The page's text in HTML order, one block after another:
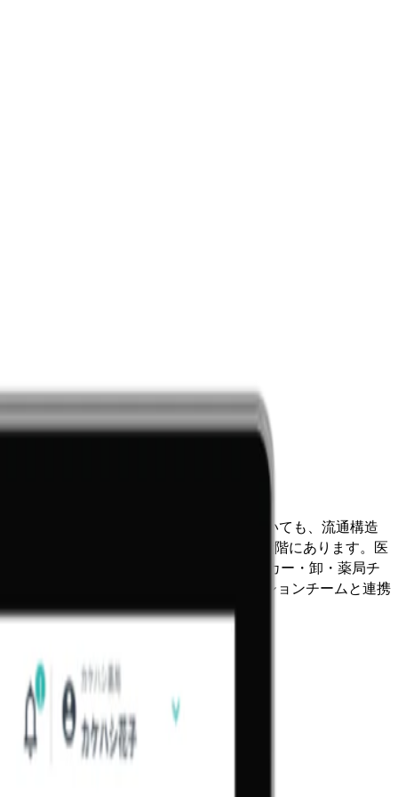
品流通（サプライチェーン）領域においても、流通構造
さに0→1から1→10フェイズに移行する段階にあります。医
んでいます。 本ポジションでは、メーカー・卸・薬局チ
起点に、社内のプロダクトやオペレーションチームと連携
です。